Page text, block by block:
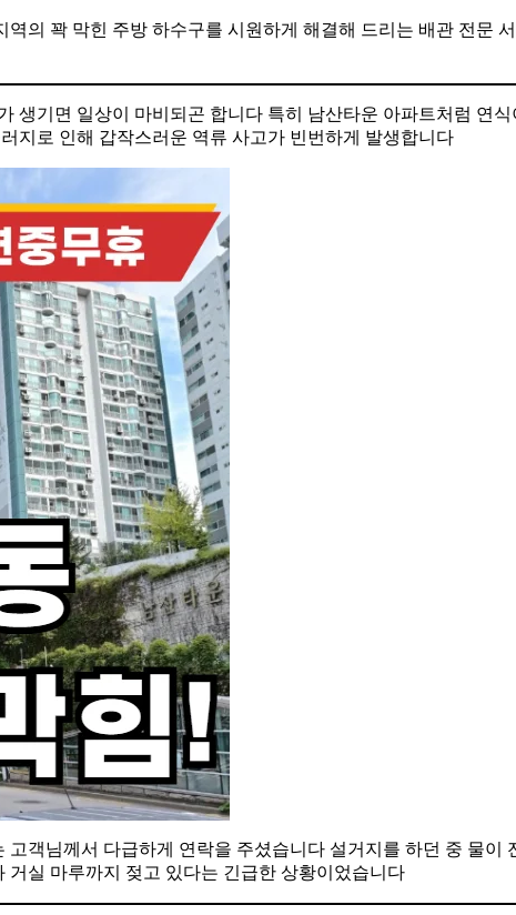
의 꽉 막힌 주방 하수구를 시원하게 해결해 드리는 배관 전문
생기면 일상이 마비되곤 합니다 특히 남산타운 아파트처럼 연식
지로 인해 갑작스러운 역류 사고가 빈번하게 발생합니다
객님께서 다급하게 연락을 주셨습니다 설거지를 하던 중 물이
실 마루까지 젖고 있다는 긴급한 상황이었습니다